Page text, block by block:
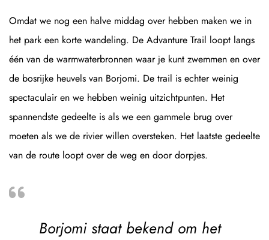
Omdat we nog een halve middag over hebben maken we in
het park een korte wandeling. De Advanture Trail loopt langs
één van de warmwaterbronnen waar je kunt zwemmen en over
de bosrijke heuvels van Borjomi. De trail is echter weinig
spectaculair en we hebben weinig uitzichtpunten. Het
spannendste gedeelte is als we een gammele brug over
moeten als we de rivier willen oversteken. Het laatste gedeelte
van de route loopt over de weg en door dorpjes.
Borjomi staat bekend om het